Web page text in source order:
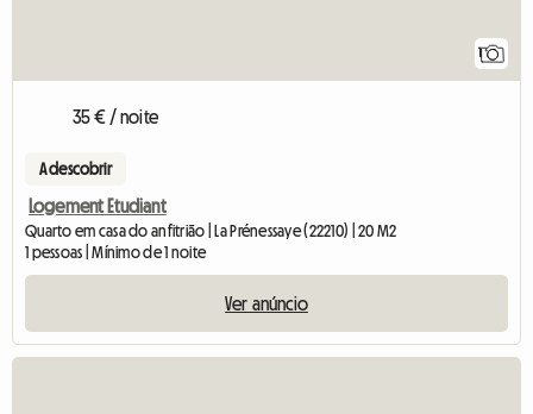
1
35 € / noite
A descobrir
Logement Etudiant
Quarto em casa do anfitrião | La Prénessaye (22210) | 20 M2
1 pessoas | Mínimo de 1 noite
Ver anúncio